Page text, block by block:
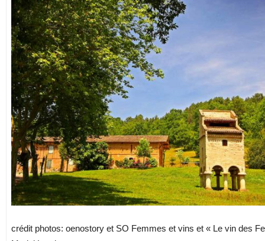
crédit photos: oenostory et SO Femmes et vins et « Le vin des